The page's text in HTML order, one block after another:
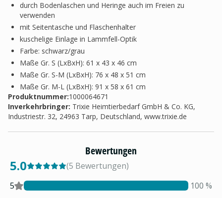
durch Bodenlaschen und Heringe auch im Freien zu
verwenden
mit Seitentasche und Flaschenhalter
kuschelige Einlage in Lammfell-Optik
Farbe: schwarz/grau
Maße Gr. S (LxBxH): 61 x 43 x 46 cm
Maße Gr. S-M (LxBxH): 76 x 48 x 51 cm
Maße Gr. M-L (LxBxH): 91 x 58 x 61 cm
Produktnummer:1000064671
Inverkehrbringer: Trixie Heimtierbedarf GmbH & Co. KG,
Industriestr. 32, 24963 Tarp, Deutschland, www.trixie.de
Bewertungen
5.0 (5 Bewertungen)
5
100 %